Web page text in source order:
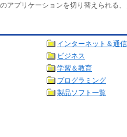
アプリケーションを切り替えられる
インターネット＆通信
ビジネス
学習＆教育
プログラミング
製品ソフト一覧